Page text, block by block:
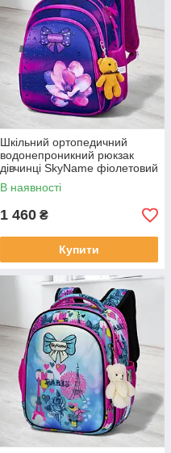
Шкільний ортопедичний
водонепроникний рюкзак
дівчинці SkyName фіолетовий
з квіткою Нейлоновий
дівчачий портфель для
В наявності
1 460 ₴
Купити